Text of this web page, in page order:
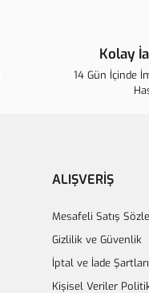
Kolay
14 Gün İçinde
ALIŞVERİŞ
Mesafeli Satış
Gizlilik ve Güvenlik
İptal ve İade Şartları
Kişisel Veriler